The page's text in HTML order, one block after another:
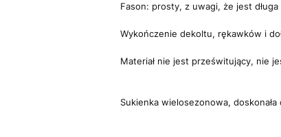
Fason: prosty, z uwagi, że jest
Wykończenie dekoltu, rękawków i
Materiał nie jest prześwitujący, nie
Sukienka wielosezonowa,